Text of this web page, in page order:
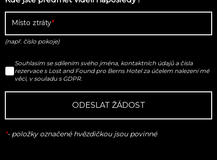
Místo ztráty
(např. číslo pokoje)
Souhlasím se sdílením svého jména, kontaktních údajů a čísla
rezervace s Lost and Found pro Berns Hotel za účelem nalezení mé
věci, v souladu s GDPR.
ODESLAT ŽÁDOST
*- položky označené hvězdičkou jsou povinné